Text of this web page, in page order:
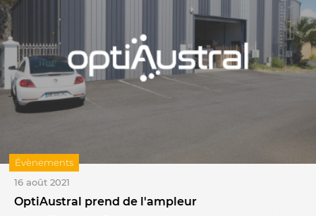
16 août 2021
OptiAustral prend de l'ampleur
Évènements